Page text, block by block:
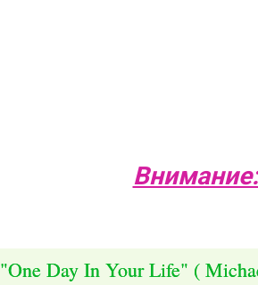
"One Day In Your Life" (
"One Day In Your Life" (